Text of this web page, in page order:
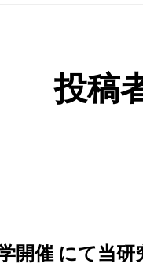
投稿
開催 にて当